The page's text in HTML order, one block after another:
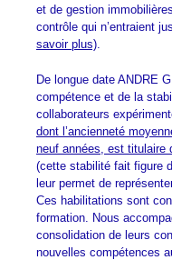
et de gestion
contrôle qui n’entraient
savoir plus)
De longue date ANDRE
compétence et de la
collaborateurs
dont l’ancienneté
neuf années, est titulaire
(cette stabilité fait figure
leur permet de
Ces habilitations sont
formation. Nous
consolidation de leurs
nouvelles compétences